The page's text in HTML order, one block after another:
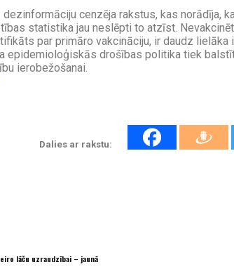
cenzēja rakstus, kas norādīja,
statistika jau neslēpti to atzīst.
par primāro vakcināciju, ir daudz
epidemioloģiskās drošības politika tiek
ierobežošanai.
Dalies ar rakstu:
lāču uzraudzībai – jaunā